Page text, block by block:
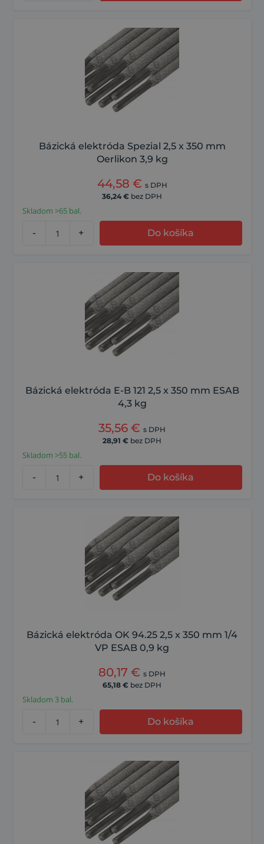
Bázická elektróda Spezial 2,5 x 350 mm
Oerlikon 3,9 kg
44,58 € s DPH
36,24 € bez DPH
Skladom >65 bal.
- + Do košíka
Bázická elektróda E-B 121 2,5 x 350 mm ESAB
4,3 kg
35,56 € s DPH
28,91 € bez DPH
Skladom >55 bal.
- + Do košíka
Bázická elektróda OK 94.25 2,5 x 350 mm 1/4
VP ESAB 0,9 kg
80,17 € s DPH
65,18 € bez DPH
Skladom 3 bal.
- + Do košíka